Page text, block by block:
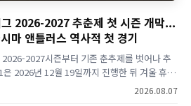
2026-2027 추춘제 첫 시즌 개막...
마 앤틀러스 역사적 첫 경기
2027시즌부터 기존 춘추제를 벗어나 추
2026년 12월 19일까지 진행한 뒤 겨울 휴식
재개하고, 2027년 6월 6일 38라운드를 끝으로
2026.08.07